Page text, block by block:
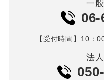
一
【受付時間】10：
法